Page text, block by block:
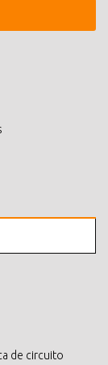
de circuito